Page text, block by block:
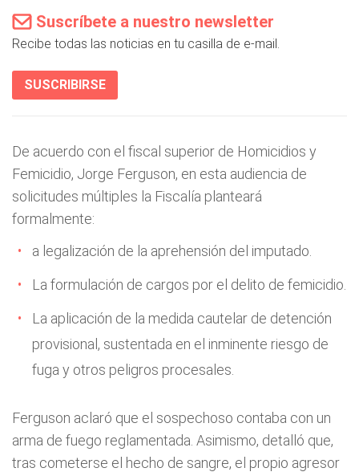
Suscríbete a nuestro newsletter
Recibe todas las noticias en tu casilla de e-mail.
SUSCRIBIRSE
De acuerdo con el fiscal superior de Homicidios y
Femicidio, Jorge Ferguson, en esta audiencia de
solicitudes múltiples la Fiscalía planteará
formalmente:
a legalización de la aprehensión del imputado.
La formulación de cargos por el delito de femicidio.
La aplicación de la medida cautelar de detención
provisional, sustentada en el inminente riesgo de
fuga y otros peligros procesales.
Ferguson aclaró que el sospechoso contaba con un
arma de fuego reglamentada. Asimismo, detalló que,
tras cometerse el hecho de sangre, el propio agresor